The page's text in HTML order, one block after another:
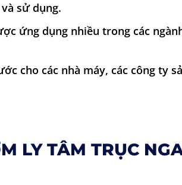
sử dụng.
ứng dụng nhiều trong các
cho các nhà máy, các công ty
LY TÂM TRỤC